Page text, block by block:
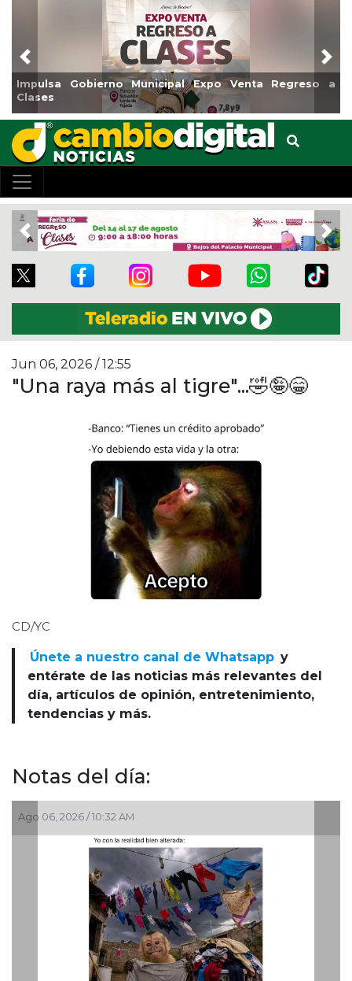
Impulsa Gobierno Municipal Expo Venta Regreso a
Clases
Previous
Previous
Jun 06, 2026 / 12:55
"Una raya más al tigre"...🤣🤪😁
CD/YC
Únete a nuestro canal de Whatsapp y
entérate de las noticias más relevantes del
día, artículos de opinión, entretenimiento,
tendencias y más.
Notas del día:
Ago 06, 2026 / 10:32 AM